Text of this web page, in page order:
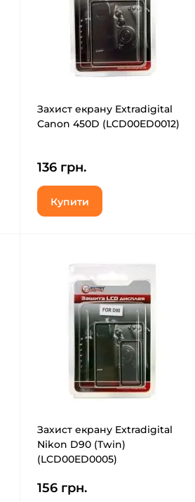
Захист екрану Extradigital
Canon 450D (LCD00ED0012)
136 грн.
Купити
Захист екрану Extradigital
Nikon D90 (Twin)
(LCD00ED0005)
156 грн.